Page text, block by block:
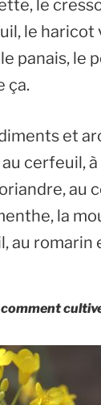
le
le haricot
panais, le
ça.
et
cerfeuil, à
au
la
au romarin